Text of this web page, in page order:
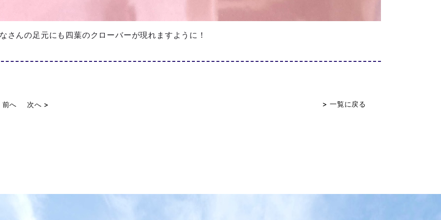
さんの足元にも四葉のクローバーが現れますように！
> 一覧に戻る
前へ 次へ >